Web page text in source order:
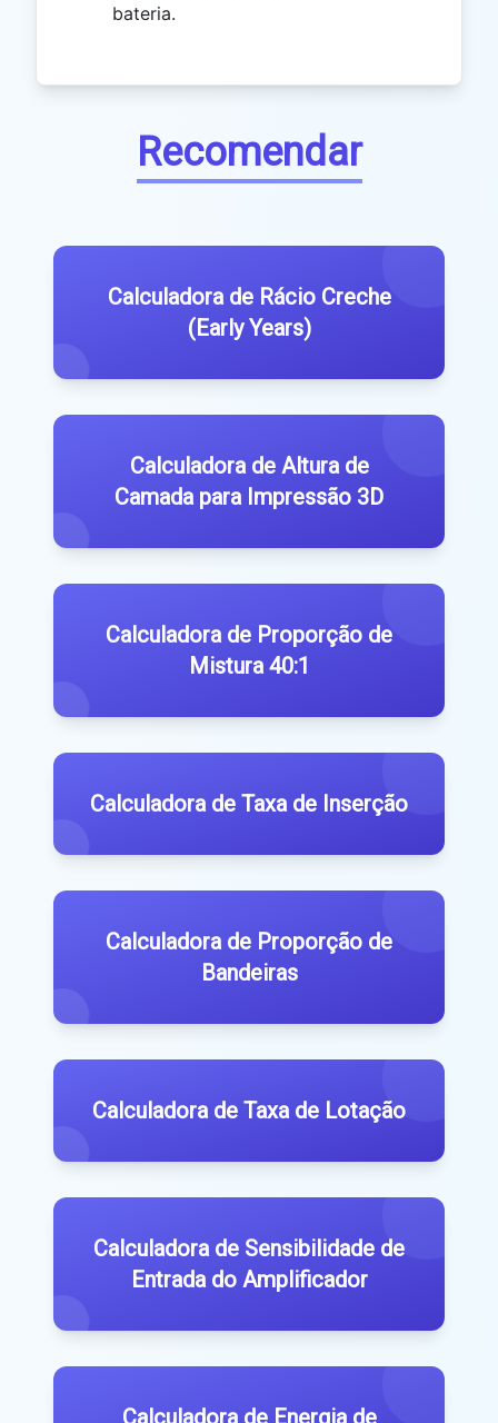
bateria.
Recomendar
Calculadora de Rácio Creche
(Early Years)
Calculadora de Altura de
Camada para Impressão 3D
Calculadora de Proporção de
Mistura 40:1
Calculadora de Taxa de Inserção
Calculadora de Proporção de
Bandeiras
Calculadora de Taxa de Lotação
Calculadora de Sensibilidade de
Entrada do Amplificador
Calculadora de Energia de